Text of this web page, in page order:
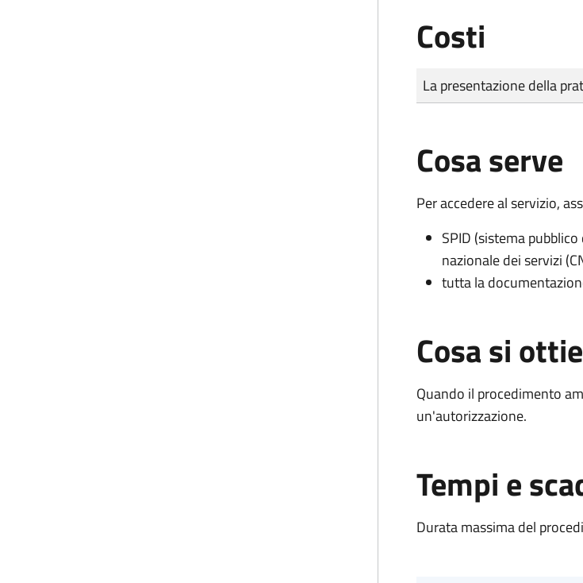
Costi
Tipo di pagamento
Importo
La presentazione della
Cosa serve
Per accedere al servizio,
SPID (sistema
nazionale dei servizi
tutta la
Cosa si
Quando il procedimento
un'autorizzazione.
Tempi e
Durata massima del